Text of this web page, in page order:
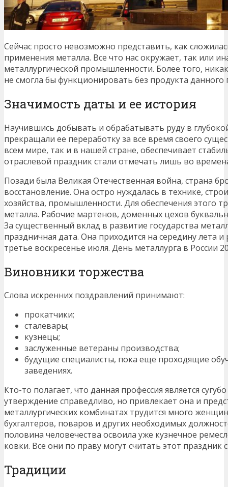
Сейчас просто невозможно представить, как
применения металла. Все что нас окружает, так или
металлургической промышленности. Более того,
не смогла бы функционировать без продукта данного
Значимость даты и ее история
Научившись добывать и обрабатывать руду в
прекращали ее переработку за все время своего
всем мире, так и в нашей стране, обеспечивает
отраслевой праздник стали отмечать лишь во
Позади была Великая Отечественная война, страна
восстановление. Она остро нуждалась в технике,
хозяйства, промышленности. Для обеспечения этого
металла. Рабочие мартенов, доменных цехов
За существенный вклад в развитие государства
праздничная дата. Она приходится на середину лета
третье воскресенье июля. День металлурга в России
Виновники торжества
Слова искренних поздравлений принимают:
прокатчики;
сталевары;
кузнецы;
заслуженные ветераны производства;
будущие специалисты, пока еще проходящие
заведениях.
Кто-то полагает, что данная профессия является
утверждение справедливо, но привлекает она и
металлургических комбинатах трудится много
бухгалтеров, поваров и других необходимых
половина человечества освоила уже кузнечное
ковки. Все они по праву могут считать этот праздник
Традиции